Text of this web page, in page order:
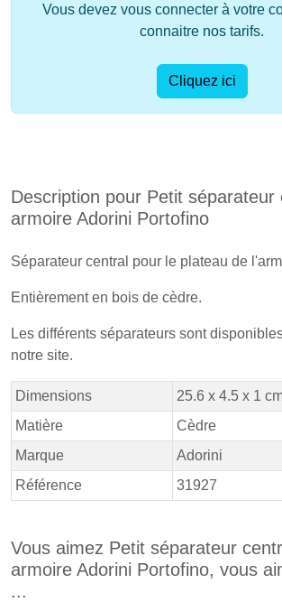
Vous devez vous connecter à votre
connaitre nos tarifs.
Cliquez ici
Description pour Petit séparateur
armoire Adorini Portofino
Séparateur central pour le plateau de
Entièrement en bois de cèdre.
Les différents séparateurs sont
notre site.
Dimensions
25.6 x 4.5 x 1
Matière
Cèdre
Marque
Adorini
Référence
31927
Vous aimez Petit séparateur
armoire Adorini Portofino, vous
...